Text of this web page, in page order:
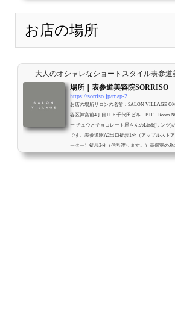
お店の場所
大人のオシャレなショートスタイル表参道
場所｜表参道美容院SORRISO
https://sorriso.jp/map-2
お店の場所サロンの名前：SALON VILLAGE
谷区神宮前4丁目11-6 千代田ビル B1F Room
ー チュウとチョコレート屋さんのLindt(リンツ)
です。表参道駅A2出口徒歩1分（アップルスト
ーター）徒歩3分（信号渡ります。）※個室の
までの行き方<全室個室の為受付が御座いませ